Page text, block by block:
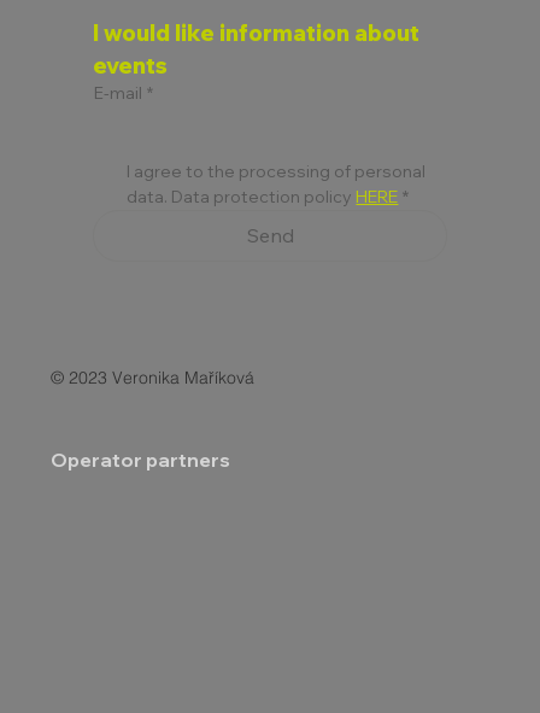
I would like information about
events
E-mail *
I agree to the processing of personal
data. Data protection policy HERE *
Send
© 2023 Veronika Maříková
Operator partners